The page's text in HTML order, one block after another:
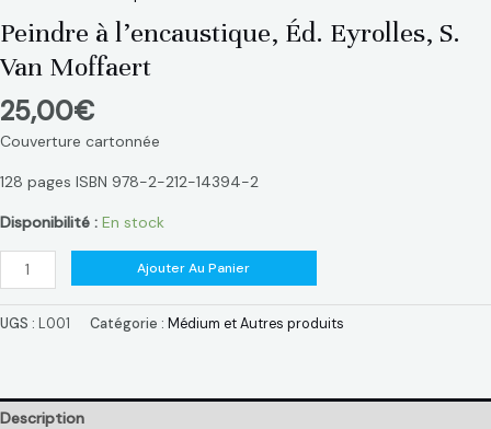
Peindre à l’encaustique, Éd. Eyrolles, S.
Van Moffaert
25,00€
Couverture cartonnée
128 pages ISBN 978-2-212-14394-2
Disponibilité : En stock
Ajouter Au Panier
UGS : L001 Catégorie : Médium et Autres produits
Description